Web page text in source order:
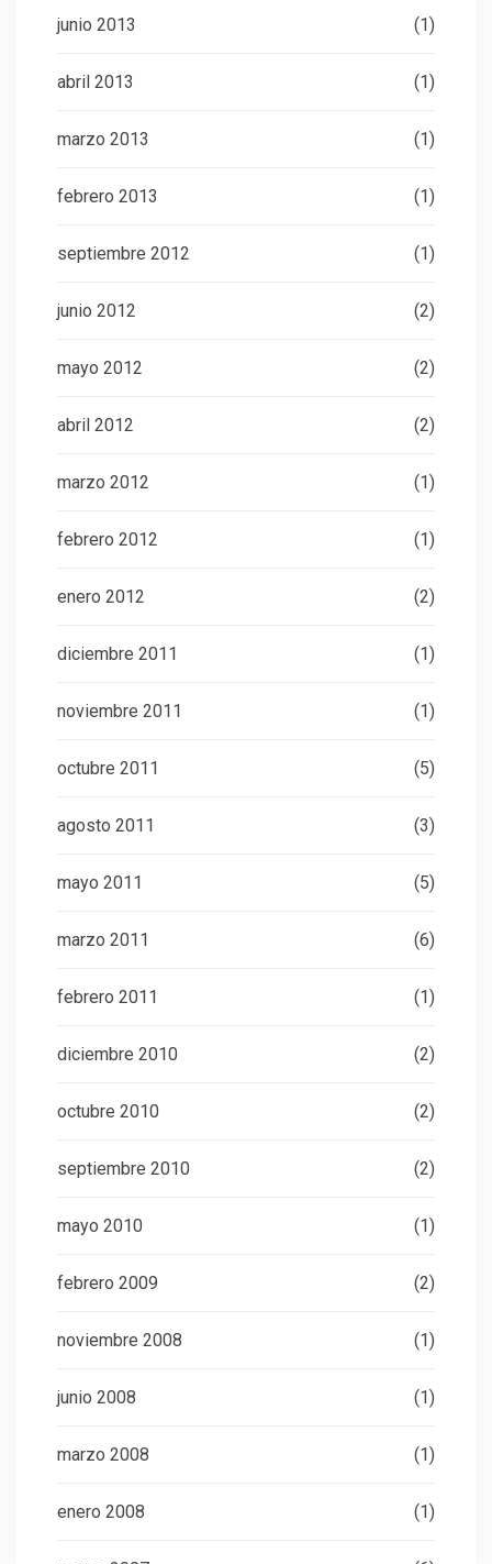
junio 2013 (1)
abril 2013 (1)
marzo 2013 (1)
febrero 2013 (1)
septiembre 2012 (1)
junio 2012 (2)
mayo 2012 (2)
abril 2012 (2)
marzo 2012 (1)
febrero 2012 (1)
enero 2012 (2)
diciembre 2011 (1)
noviembre 2011 (1)
octubre 2011 (5)
agosto 2011 (3)
mayo 2011 (5)
marzo 2011 (6)
febrero 2011 (1)
diciembre 2010 (2)
octubre 2010 (2)
septiembre 2010 (2)
mayo 2010 (1)
febrero 2009 (2)
noviembre 2008 (1)
junio 2008 (1)
marzo 2008 (1)
enero 2008 (1)